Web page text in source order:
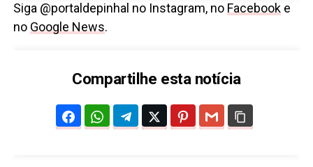
Siga @portaldepinhal no Instagram, no Facebooke
no Google News.
Compartilhe esta notícia